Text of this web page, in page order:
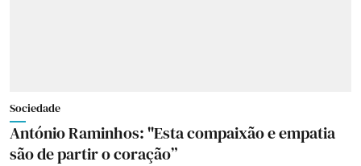
Sociedade
António Raminhos: "Esta compaixão e empatia
são de partir o coração”